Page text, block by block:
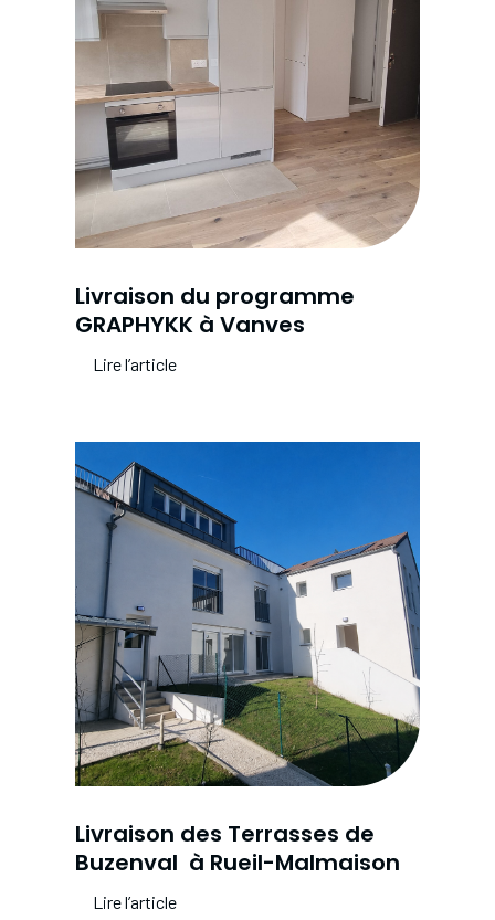
Livraison du programme
GRAPHYKK à Vanves
Lire l’article
Livraison des Terrasses de
Buzenval à Rueil-Malmaison
Lire l’article